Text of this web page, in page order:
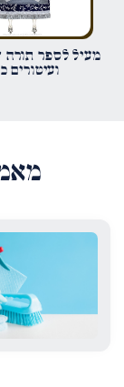
מעיל לספר תורה
ועיטורים